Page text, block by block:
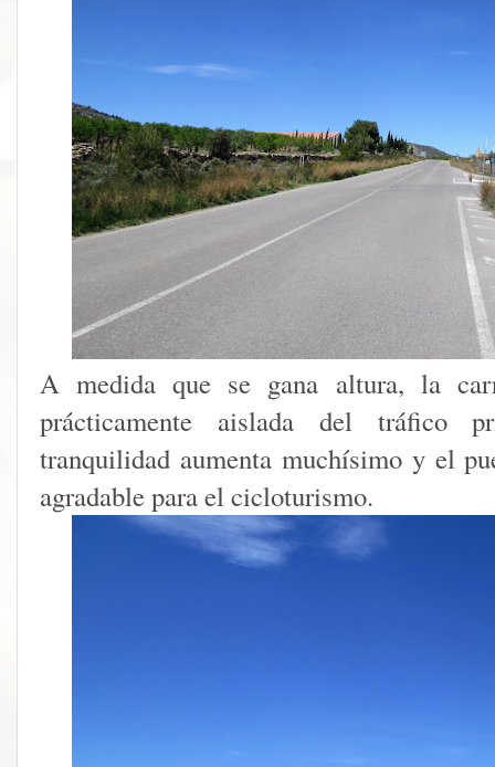
A medida que se gana altura, la
prácticamente aislada del tráfico
tranquilidad aumenta muchísimo y el
agradable para el cicloturismo.